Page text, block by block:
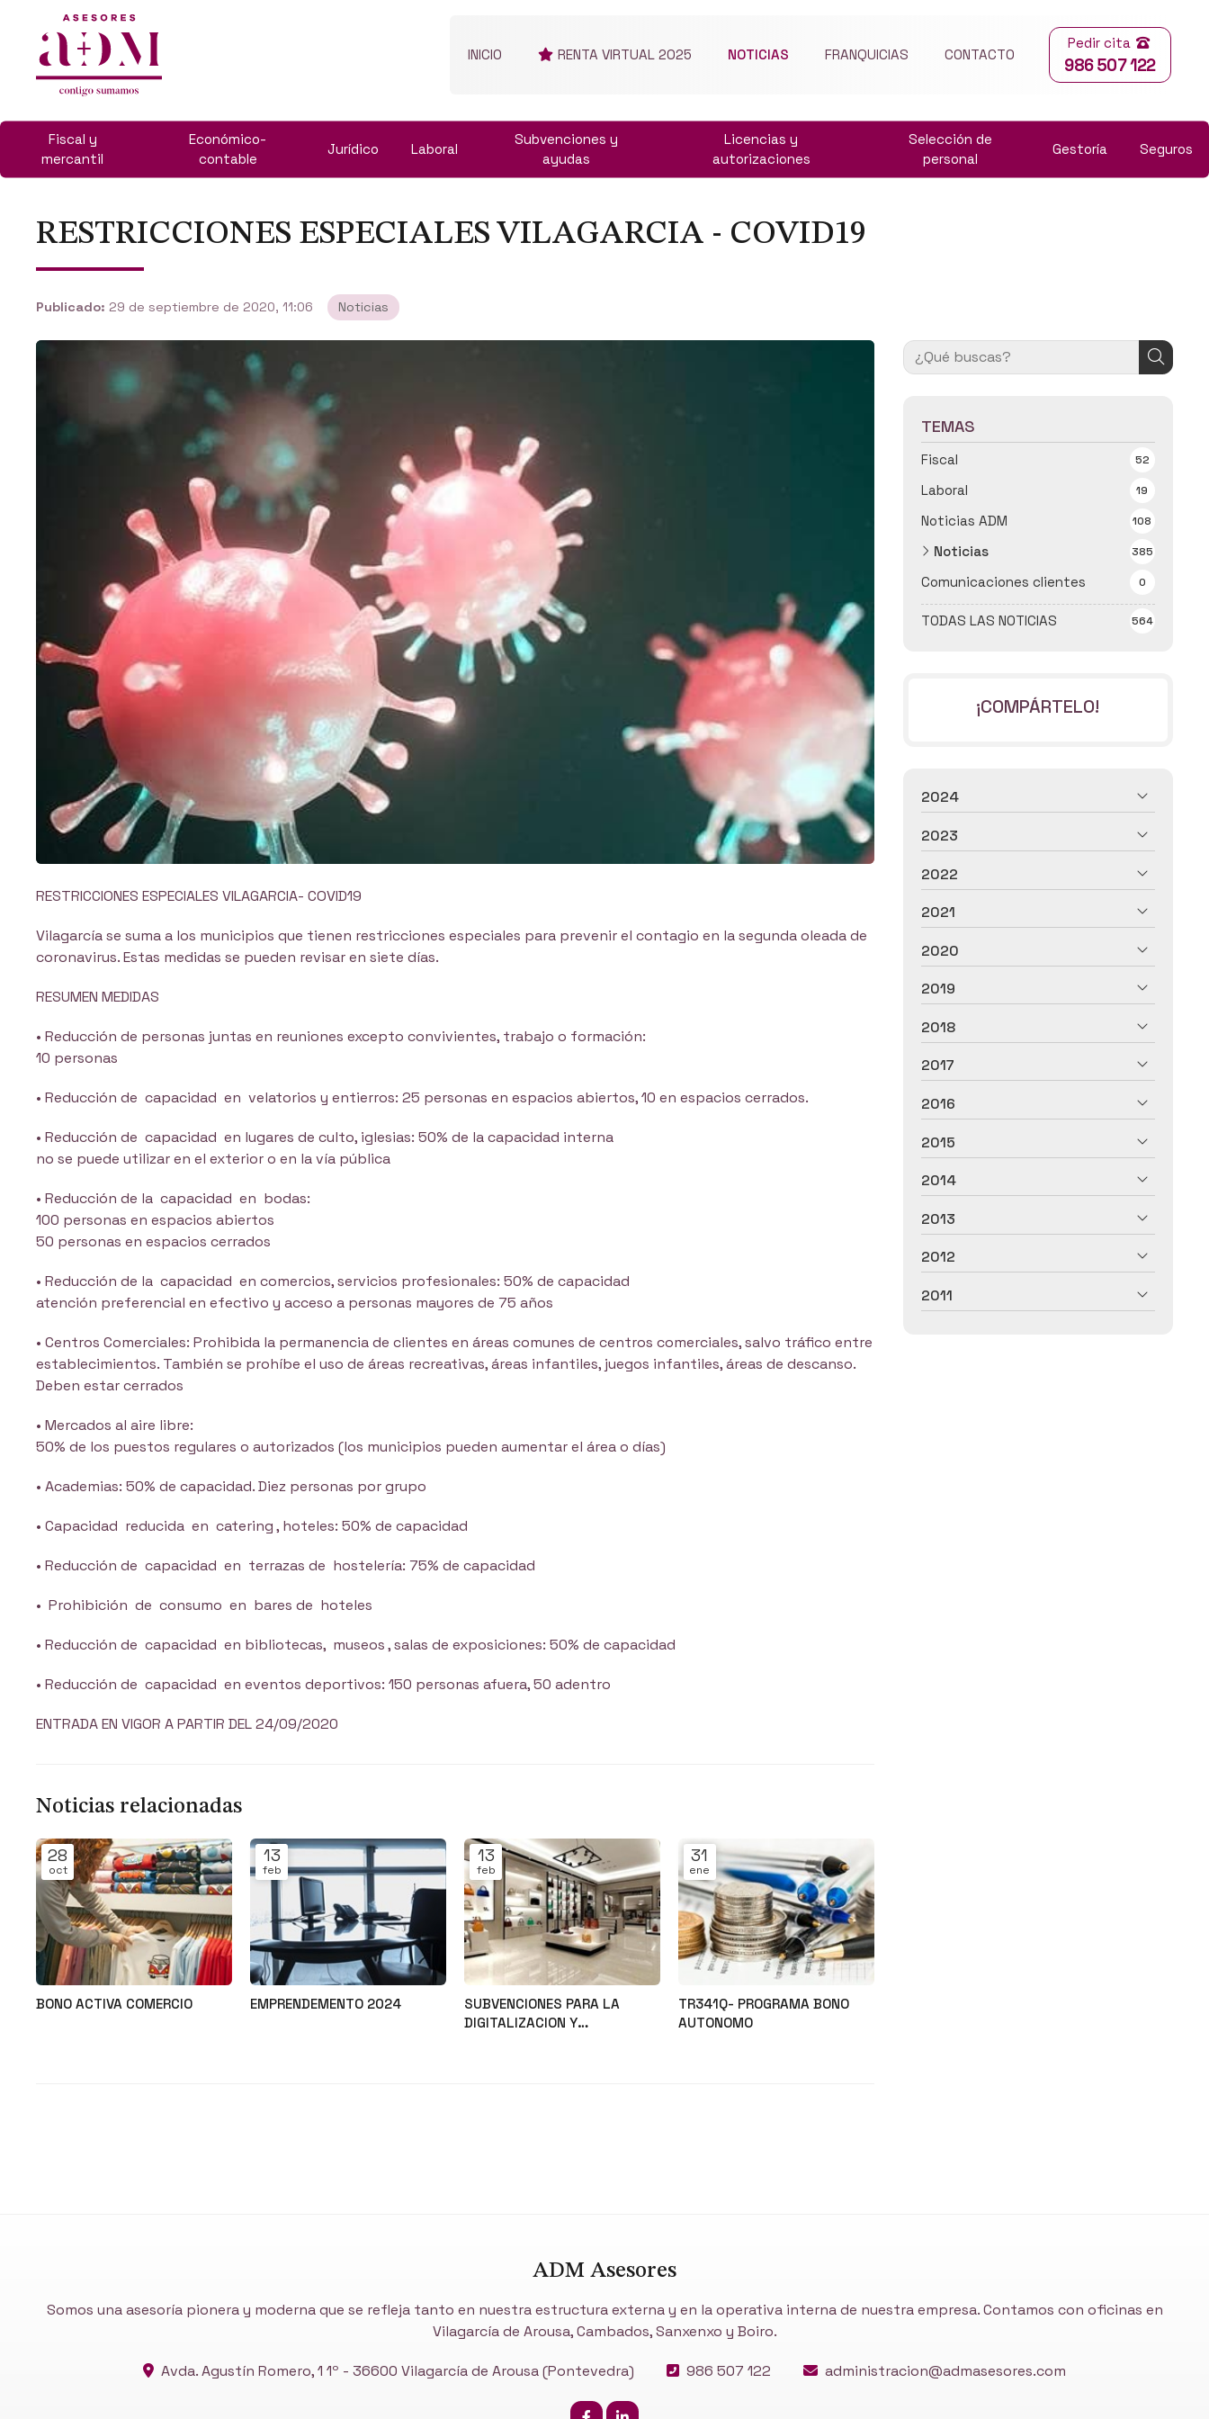
INICIO RENTA VIRTUAL 2025 NOTICIAS FRANQUICIAS CONTACTO
Pedir cita
986 507 122
Fiscal y
mercantil
Económico-
contable
Jurídico Laboral
Subvenciones y
ayudas
Licencias y
autorizaciones
Selección de
personal
Gestoría Seguros
RESTRICCIONES ESPECIALES VILAGARCIA - COVID19
Publicado: 29 de septiembre de 2020, 11:06 Noticias
TEMAS
TODAS LAS NOTICIAS 564
Fiscal 52
Laboral 19
Noticias ADM 108
Noticias 385
Comunicaciones clientes 0
RESTRICCIONES ESPECIALES VILAGARCIA- COVID19
Vilagarcía se suma a los municipios que tienen restricciones especiales para prevenir el contagio en la segunda oleada de
coronavirus. Estas medidas se pueden revisar en siete días.
RESUMEN MEDIDAS
• Reducción de personas juntas en reuniones excepto convivientes, trabajo o formación:
10 personas
• Reducción de capacidad en velatorios y entierros: 25 personas en espacios abiertos, 10 en espacios cerrados.
• Reducción de capacidad en lugares de culto, iglesias: 50% de la capacidad interna
no se puede utilizar en el exterior o en la vía pública
• Reducción de la capacidad en bodas:
100 personas en espacios abiertos
50 personas en espacios cerrados
• Reducción de la capacidad en comercios, servicios profesionales: 50% de capacidad
atención preferencial en efectivo y acceso a personas mayores de 75 años
• Centros Comerciales: Prohibida la permanencia de clientes en áreas comunes de centros comerciales, salvo tráfico entre
establecimientos. También se prohíbe el uso de áreas recreativas, áreas infantiles, juegos infantiles, áreas de descanso.
Deben estar cerrados
• Mercados al aire libre:
50% de los puestos regulares o autorizados (los municipios pueden aumentar el área o días)
• Academias: 50% de capacidad. Diez personas por grupo
• Capacidad reducida en catering , hoteles: 50% de capacidad
• Reducción de capacidad en terrazas de hostelería: 75% de capacidad
• Prohibición de consumo en bares de hoteles
• Reducción de capacidad en bibliotecas, museos , salas de exposiciones: 50% de capacidad
• Reducción de capacidad en eventos deportivos: 150 personas afuera, 50 adentro
ENTRADA EN VIGOR A PARTIR DEL 24/09/2020
Noticias relacionadas
28
oct
BONO ACTIVA COMERCIO
13
feb
EMPRENDEMENTO 2024
13
feb
SUBVENCIONES PARA LA
DIGITALIZACION Y
31
ene
TR341Q- PROGRAMA BONO
AUTONOMO
¡COMPÁRTELO!
2024
2023
2022
2021
2020
2019
2018
2017
2016
2015
2014
2013
2012
2011
ADM Asesores
Somos una asesoría pionera y moderna que se refleja tanto en nuestra estructura externa y en la operativa interna de nuestra empresa. Contamos con oficinas en
Vilagarcía de Arousa, Cambados, Sanxenxo y Boiro.
Avda. Agustín Romero, 1 1º - 36600 Vilagarcía de Arousa(Pontevedra) 986 507 122 administracion@admasesores.com